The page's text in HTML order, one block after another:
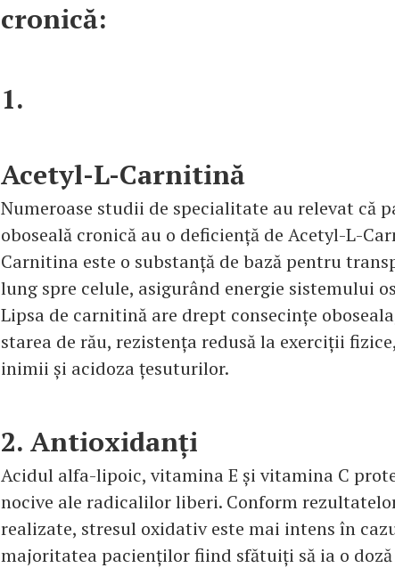
cronică:
1.
Acetyl-L-Carnitină
Numeroase studii de specialitate au relevat că
oboseală cronică au o deficiență de Acetyl-L-
Carnitina este o substanță de bază pentru
lung spre celule, asigurând energie sistemului
Lipsa de carnitină are drept consecințe
starea de rău, rezistența redusă la exerciții
inimii și acidoza țesuturilor.
2. Antioxidanți
Acidul alfa-lipoic, vitamina E și vitamina C
nocive ale radicalilor liberi. Conform
realizate, stresul oxidativ este mai intens în
majoritatea pacienților fiind sfătuiți să ia o